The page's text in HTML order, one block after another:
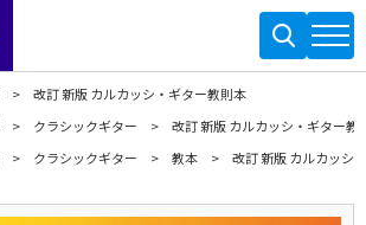
改訂 新版 カルカッシ・ギター教則本
クラシックギター
改訂 新版 カルカッシ・ギター教
クラシックギター 教本 改訂 新版 カルカッシ